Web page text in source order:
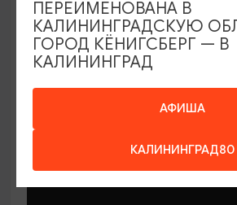
Мастер-классы по
Бодяковой
Калининград, ул. Баранова, 45
АФИША
КАЛИНИНГРАД80
ПЕРЕИМЕНОВАНА В
КАЛИНИНГРАДСКУЮ
ГОРОД КЁНИГСБЕРГ — В
КАЛИНИНГРАД